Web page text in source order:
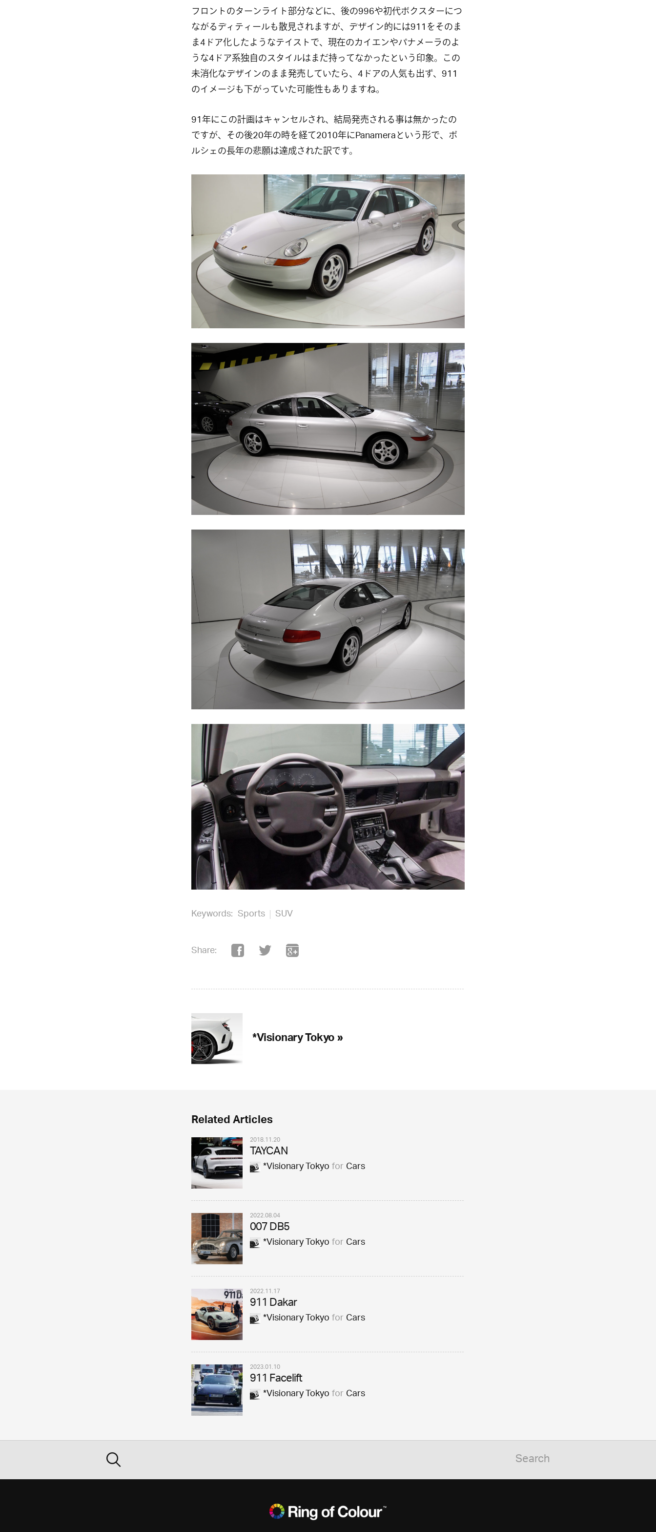
フロントのターンライト部分などに、後の996や初代ボクスターにつ
ながるディティールも散見されますが、デザイン的には911をそのま
ま4ドア化したようなテイストで、現在のカイエンやパナメーラのよ
うな4ドア系独自のスタイルはまだ持ってなかったという印象。この
未消化なデザインのまま発売していたら、4ドアの人気も出ず、911
のイメージも下がっていた可能性もありますね。
91年にこの計画はキャンセルされ、結局発売される事は無かったの
ですが、その後20年の時を経て2010年にPanameraという形で、ポ
ルシェの長年の悲願は達成された訳です。
Keywords: Sports SUV
Share:
*Visionary Tokyo »
Related Articles
2018.11.20
TAYCAN
*Visionary TokyoforCars
2022.08.04
007 DB5
*Visionary TokyoforCars
2022.11.17
911 Dakar
*Visionary TokyoforCars
2023.01.10
911 Facelift
*Visionary TokyoforCars